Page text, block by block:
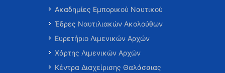
Ακαδημίες Εμπορικού Ναυτικού
Έδρες Ναυτιλιακών Ακολούθων
Ευρετήριο Λιμενικών Αρχών
Χάρτης Λιμενικών Αρχών
Κέντρα Διαχείρισης Θαλάσσιας